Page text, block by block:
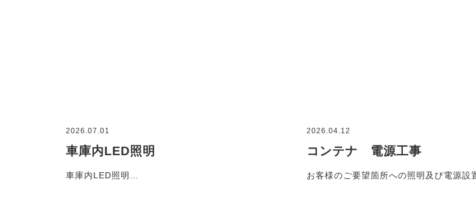
2026.07.01
車庫内LED照明
車庫内LED照明…
2026.04.12
コンテナ 電源工事
お客様のご要望箇所への照明及び電源設